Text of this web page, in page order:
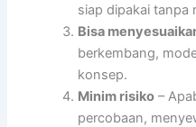
siap dipakai tanpa
Bisa
berkembang,
konsep.
Minim risiko –
percobaan,